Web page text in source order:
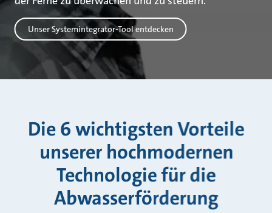
Unser Systemintegrator-Tool entdecken
Die 6 wichtigsten Vorteile
unserer hochmodernen
Technologie für die
Abwasserförderung